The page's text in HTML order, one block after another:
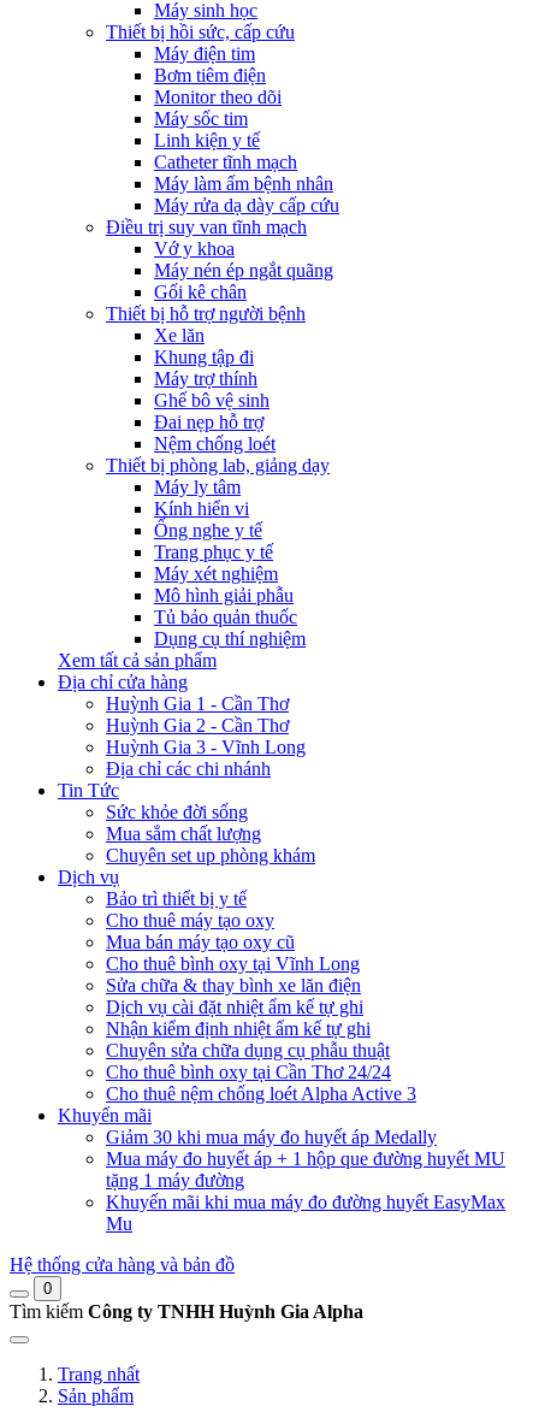
Máy sinh học
Thiết bị hồi sức, cấp cứu
Máy điện tim
Bơm tiêm điện
Monitor theo dõi
Máy sốc tim
Linh kiện y tế
Catheter tĩnh mạch
Máy làm ấm bệnh nhân
Máy rửa dạ dày cấp cứu
Điều trị suy van tĩnh mạch
Vớ y khoa
Máy nén ép ngắt quãng
Gối kê chân
Thiết bị hỗ trợ người bệnh
Xe lăn
Khung tập đi
Máy trợ thính
Ghế bô vệ sinh
Đai nẹp hỗ trợ
Nệm chống loét
Thiết bị phòng lab, giảng dạy
Máy ly tâm
Kính hiển vi
Ống nghe y tế
Trang phục y tế
Máy xét nghiệm
Mô hình giải phẫu
Tủ bảo quản thuốc
Dụng cụ thí nghiệm
Xem tất cả sản phẩm
Địa chỉ cửa hàng
Huỳnh Gia 1 - Cần Thơ
Huỳnh Gia 2 - Cần Thơ
Huỳnh Gia 3 - Vĩnh Long
Địa chỉ các chi nhánh
Tin Tức
Sức khỏe đời sống
Mua sắm chất lượng
Chuyên set up phòng khám
Dịch vụ
Bảo trì thiết bị y tế
Cho thuê máy tạo oxy
Mua bán máy tạo oxy cũ
Cho thuê bình oxy tại Vĩnh Long
Sửa chữa & thay bình xe lăn điện
Dịch vụ cài đặt nhiệt ẩm kế tự ghi
Nhận kiểm định nhiệt ẩm kế tự ghi
Chuyên sửa chữa dụng cụ phẫu thuật
Cho thuê bình oxy tại Cần Thơ 24/24
Cho thuê nệm chống loét Alpha Active 3
Khuyến mãi
Giảm 30 khi mua máy đo huyết áp Medally
Mua máy đo huyết áp + 1 hộp que đường huyết MU
tặng 1 máy đường
Khuyến mãi khi mua máy đo đường huyết EasyMax
Mu
Hệ thống cửa hàng và bản đồ
0
Tìm kiếm Công ty TNHH Huỳnh Gia Alpha
Trang nhất
Sản phẩm